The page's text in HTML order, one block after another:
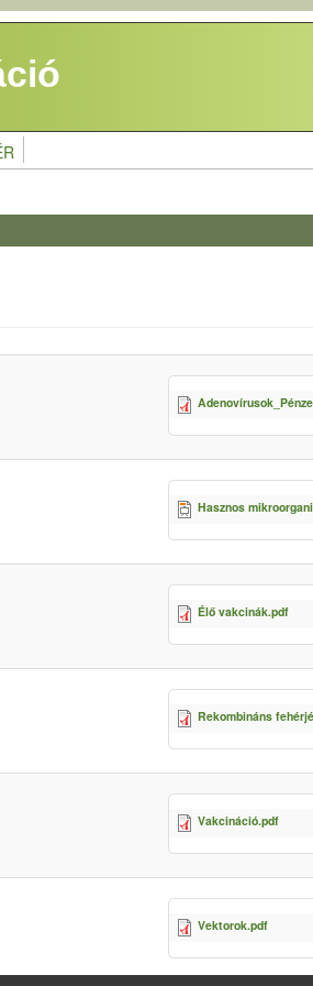
Hasznos
Élő vakcinák.pdf
Rekombináns
Vakcináció.pdf
Vektorok.pdf